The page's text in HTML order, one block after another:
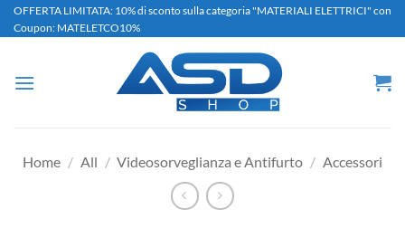
Salta
ai
OFFERTA LIMITATA: 10% di sconto sulla categoria "MATERIALI ELETTRICI" con
Coupon: MATELETCO10%
Home / All / Videosorveglianza e Antifurto / Accessori